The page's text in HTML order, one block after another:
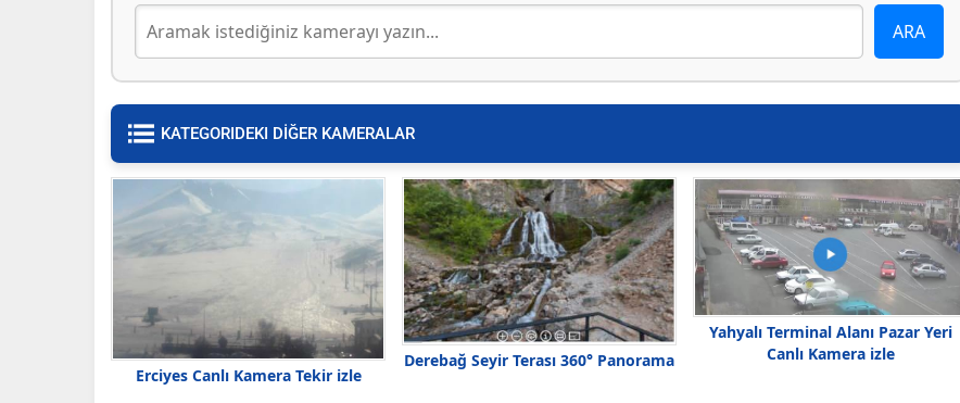
KATEGORIDEKI DİĞER KAMERALAR
Erciyes Canlı Kamera Tekir izle
Derebağ Seyir Terası 360° Panorama
Yahyalı Terminal Alanı Pazar Yeri
Canlı Kamera izle